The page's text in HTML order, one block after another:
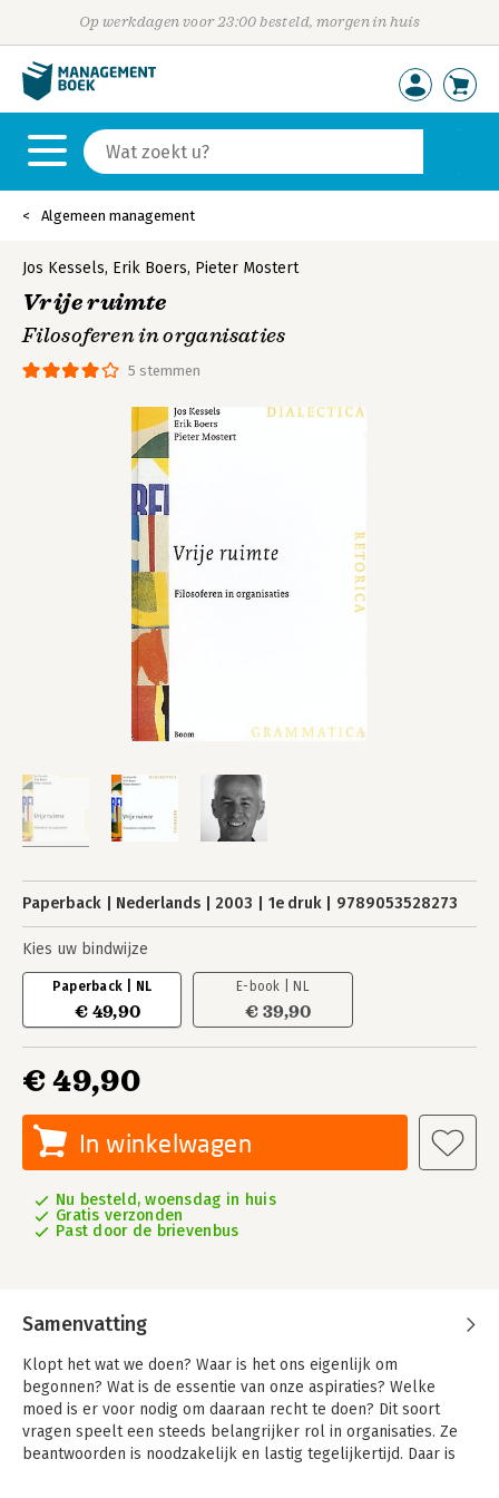
Op werkdagen voor 23:00 besteld, morgen in huis
Algemeen management
5 stemmen
Jos Kessels, Erik Boers, Pieter Mostert
Vrije ruimte
Filosoferen in organisaties
Paperback Nederlands 2003 1e druk 9789053528273
Kies uw bindwijze
Paperback | NL
€ 49,90
E-book | NL
€ 39,90
€ 49,90
In winkelwagen
Nu besteld, woensdag in huis
Gratis verzonden
Past door de brievenbus
Samenvatting
Klopt het wat we doen? Waar is het ons eigenlijk om
begonnen? Wat is de essentie van onze aspiraties? Welke
moed is er voor nodig om daaraan recht te doen? Dit soort
vragen speelt een steeds belangrijker rol in organisaties. Ze
beantwoorden is noodzakelijk en lastig tegelijkertijd. Daar is